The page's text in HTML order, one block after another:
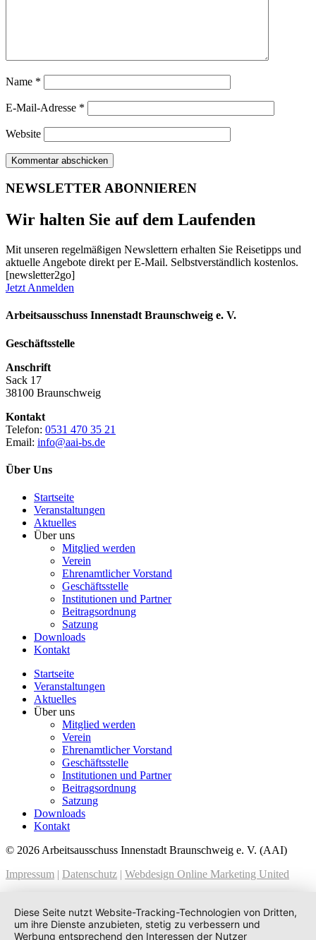
Name *
E-Mail-Adresse *
Website
NEWSLETTER ABONNIEREN
Wir halten Sie auf dem Laufenden
Mit unseren regelmäßigen Newslettern erhalten Sie Reisetipps und
aktuelle Angebote direkt per E-Mail. Selbstverständlich kostenlos.
[newsletter2go]
Jetzt Anmelden
Arbeitsausschuss Innenstadt Braunschweig e. V.
Geschäftsstelle
Anschrift
Sack 17
38100 Braunschweig
Kontakt
Telefon: 0531 470 35 21
Email: info@aai-bs.de
Über Uns
Startseite
Veranstaltungen
Aktuelles
Über uns
Mitglied werden
Verein
Ehrenamtlicher Vorstand
Geschäftsstelle
Institutionen und Partner
Beitragsordnung
Satzung
Downloads
Kontakt
Startseite
Veranstaltungen
Aktuelles
Über uns
Mitglied werden
Verein
Ehrenamtlicher Vorstand
Geschäftsstelle
Institutionen und Partner
Beitragsordnung
Satzung
Downloads
Kontakt
© 2026 Arbeitsausschuss Innenstadt Braunschweig e. V. (AAI)
Impressum | Datenschutz | Webdesign Online Marketing United
Diese Seite nutzt Website-Tracking-Technologien von Dritten,
um ihre Dienste anzubieten, stetig zu verbessern und
Werbung entsprechend den Interessen der Nutzer